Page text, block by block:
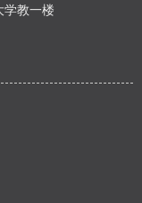
学教一楼